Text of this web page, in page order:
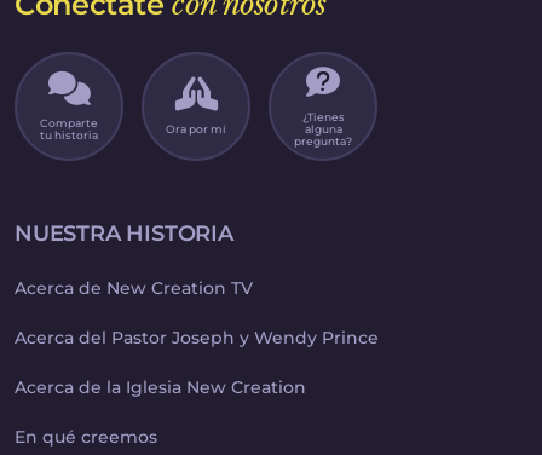
Comparte
tu historia
Ora por mí
¿Tienes
alguna
pregunta?
NUESTRA HISTORIA
Acerca de New Creation TV
Acerca del Pastor Joseph y Wendy Prince
Acerca de la Iglesia New Creation
En qué creemos